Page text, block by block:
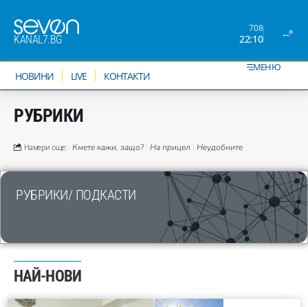
KANAL7.BG
708
22:10 --°
НОВИНИ LIVE КОНТАКТИ
МЕНЮ
РУБРИКИ
Намери още: Кмете кажи, защо? На прицел Неудобните
РУБРИКИ/ ПОДКАСТИ
НАЙ-НОВИ